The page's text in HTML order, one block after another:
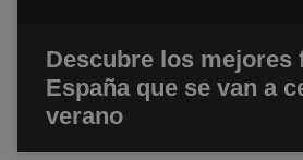
Descubre los mejores
España que se van a
verano